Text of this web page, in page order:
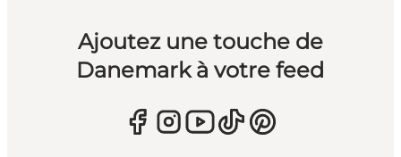
Ajoutez une touche de
Danemark à votre feed